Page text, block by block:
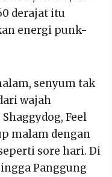
derajat itu
energi punk-
senyum tak
wajah
Feel
malam dengan
sore hari. Di
Panggung